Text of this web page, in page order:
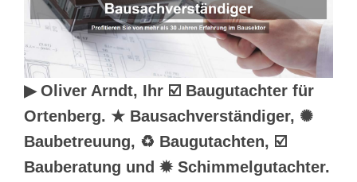
▶︎ Oliver Arndt, Ihr ☑️ Baugutachter für
Ortenberg. ★ Bausachverständiger, ✺
Baubetreuung, ♻ Baugutachten, ☑️
Bauberatung und ✹ Schimmelgutachter.